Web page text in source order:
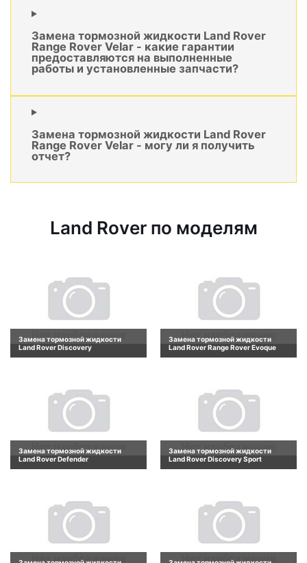
Замена тормозной жидкости Land Rover
Range Rover Velar - какие гарантии
предоставляются на выполненные
работы и установленные запчасти?
Замена тормозной жидкости Land Rover
Range Rover Velar - могу ли я получить
отчет?
Land Rover по моделям
Замена тормозной жидкости
Land Rover Discovery
Замена тормозной жидкости
Land Rover Range Rover Evoque
Замена тормозной жидкости
Land Rover Defender
Замена тормозной жидкости
Land Rover Discovery Sport